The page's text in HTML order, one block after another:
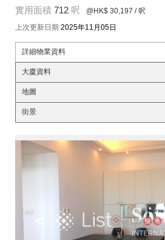
實用面積 712 呎 @HK$ 30,197 / 呎
上次更新日期 2025年11月05日
詳細物業資料
大廈資料
地圖
街景